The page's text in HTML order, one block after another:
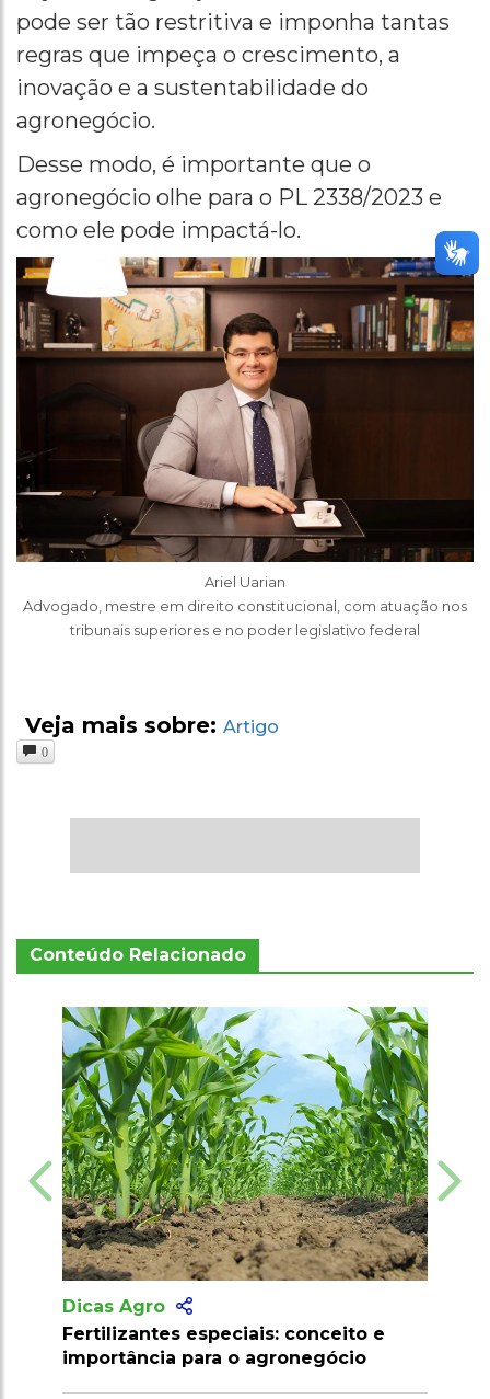
pode ser tão restritiva e imponha tantas
regras que impeça o crescimento, a
inovação e a sustentabilidade do
agronegócio.
Desse modo, é importante que o
agronegócio olhe para o PL 2338/2023 e
como ele pode impactá-lo.
Ariel Uarian
Advogado, mestre em direito constitucional, com atuação nos
tribunais superiores e no poder legislativo federal
Veja mais sobre: Artigo
0
Conteúdo Relacionado
Dicas Agro
Cuidados para evitar intoxicação por
defensivos agrícolas na aplicação